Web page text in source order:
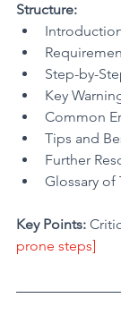
Structure:
Step-by-
Key
Common
Tips and
Further
Glossary of
Key Points:
prone steps]